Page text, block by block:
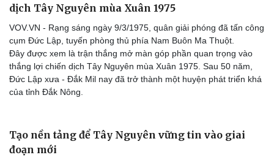
dịch Tây Nguyên mùa Xuân 1975
VOV.VN - Rạng sáng ngày 9/3/1975, quân giải phóng đã tấn công
cụm Đức Lập, tuyến phòng thủ phía Nam Buôn Ma Thuột.
Đây được xem là trận thắng mở màn góp phần quan trọng vào
thắng lợi chiến dịch Tây Nguyên mùa Xuân 1975. Sau 50 năm,
Đức Lập xưa - Đắk Mil nay đã trở thành một huyện phát triển khá
của tỉnh Đắk Nông.
Tạo nền tảng để Tây Nguyên vững tin vào giai
đoạn mới